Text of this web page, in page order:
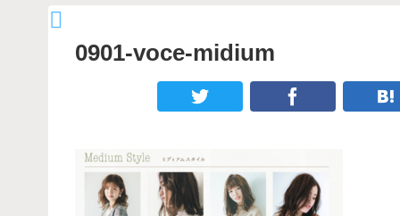
0901-voce-midium